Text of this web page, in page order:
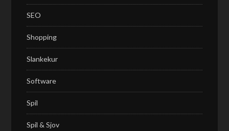
SEO
Shopping
Slankekur
Software
Spil
Spil & Sjov